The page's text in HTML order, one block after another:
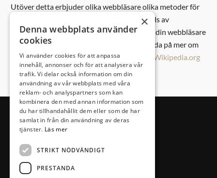
Utöver detta erbjuder olika webbläsare olika metoder för
att blockera och ta bort cookies som används av
webbplatser. Du kan ändra inställningarna i din webbläsare
för att blockera/radera cookies. För att ta reda på mer om
hur du hanterar och raderar cookies, besök
Wikipedia.org
ellerPost- och telestyrelsens hemsida .
×
Denna webbplats använder
cookies
Vi använder cookies för att anpassa
innehåll, annonser och för att analysera vår
trafik. Vi delar också information om din
användning av vår webbplats med våra
reklam- och analyspartners som kan
kombinera den med annan information som
du har tillhandahållit dem eller som de har
samlat in från din användning av deras
tjänster. Läs mer
STRIKT NÖDVÄNDIGT
PRESTANDA